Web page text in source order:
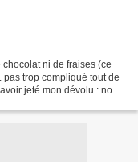
ni de fraises (ce
trop compliqué tout de
jeté mon dévolu : non